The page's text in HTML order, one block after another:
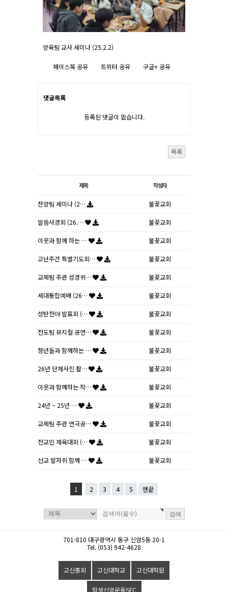
양육팀 교사 세미나 (25.2.2)
페이스북 공유 트위터 공유 구글+ 공유
댓글목록
등록된 댓글이 없습니다.
목록
제목 작성자
찬양팀 세미나 (2… 불꽃교회
말씀사경회 (26.… 불꽃교회
이웃과 함께 하는 … 불꽃교회
고난주간 특별기도회… 불꽃교회
교제팀 주관 성경퀴… 불꽃교회
세대통합예배 (26… 불꽃교회
성탄전야 발표회 (… 불꽃교회
전도팀 뮤지컬 공연… 불꽃교회
청년들과 함께하는 … 불꽃교회
26년 단체사진 촬… 불꽃교회
이웃과 함께하는 작… 불꽃교회
24년 ~ 25년 … 불꽃교회
교제팀 주관 연극공… 불꽃교회
전교인 체육대회 (… 불꽃교회
선교 발자취 함께 … 불꽃교회
1 2 3 4 5 맨끝
701-810 대구광역시 동구 신암5동 20-1
Tel. (053) 942-4628
고신총회 고신대학교 고신대학원
학생신앙운동SFC